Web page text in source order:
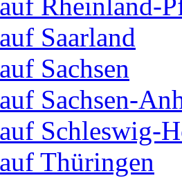
Rheinland-
Saarland
Sachsen
Sachsen-
Schleswig-
Thüringen